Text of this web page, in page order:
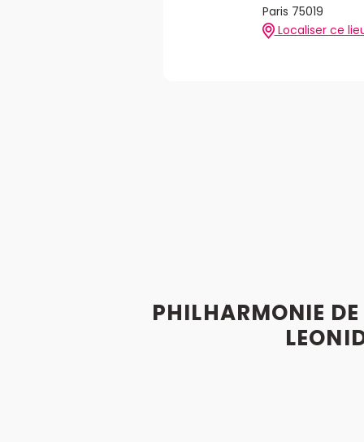
Paris 75019
Localiser ce
PHILHARMONIE